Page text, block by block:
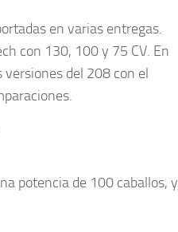
en varias entregas.
con 130, 100 y 75 CV. En
versiones del 208 con el
potencia de 100 caballos, y